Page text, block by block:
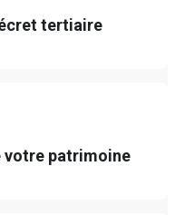
tertiaire
votre patrimoine